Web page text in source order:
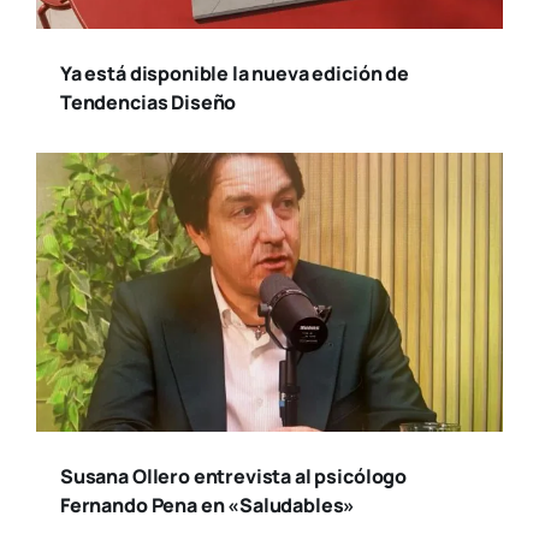
Suscríbete a nuestro
boletín
Reci­be toda la actua­li­dad en cul­tu­ra y
ocio, de la ciu­dad de Valen­cia